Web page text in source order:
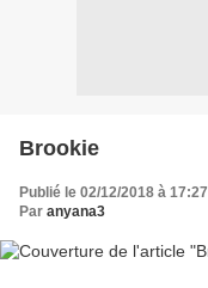
Brookie
Publié le 02/12/2018 à 17:27
Par anyana3